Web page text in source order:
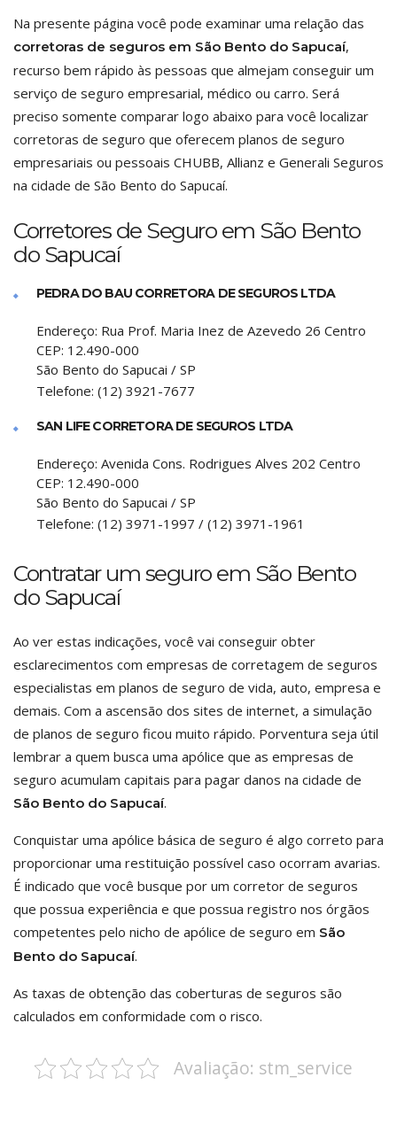
Na presente página você pode examinar uma relação das
corretoras de seguros em São Bento do Sapucaí,
recurso bem rápido às pessoas que almejam conseguir um
serviço de seguro empresarial, médico ou carro. Será
preciso somente comparar logo abaixo para você localizar
corretoras de seguro que oferecem planos de seguro
empresariais ou pessoais CHUBB, Allianz e Generali Seguros
na cidade de São Bento do Sapucaí.
Corretores de Seguro em São Bento
do Sapucaí
PEDRA DO BAU CORRETORA DE SEGUROS LTDA
Endereço: Rua Prof. Maria Inez de Azevedo 26 Centro
CEP: 12.490-000
São Bento do Sapucai / SP
Telefone: (12) 3921-7677
SAN LIFE CORRETORA DE SEGUROS LTDA
Endereço: Avenida Cons. Rodrigues Alves 202 Centro
CEP: 12.490-000
São Bento do Sapucai / SP
Telefone: (12) 3971-1997 / (12) 3971-1961
Contratar um seguro em São Bento
do Sapucaí
Ao ver estas indicações, você vai conseguir obter
esclarecimentos com empresas de corretagem de seguros
especialistas em planos de seguro de vida, auto, empresa e
demais. Com a ascensão dos sites de internet, a simulação
de planos de seguro ficou muito rápido. Porventura seja útil
lembrar a quem busca uma apólice que as empresas de
seguro acumulam capitais para pagar danos na cidade de
São Bento do Sapucaí.
Conquistar uma apólice básica de seguro é algo correto para
proporcionar uma restituição possível caso ocorram avarias.
É indicado que você busque por um corretor de seguros
que possua experiência e que possua registro nos órgãos
competentes pelo nicho de apólice de seguro em São
Bento do Sapucaí.
As taxas de obtenção das coberturas de seguros são
calculados em conformidade com o risco.
Avaliação: stm_service